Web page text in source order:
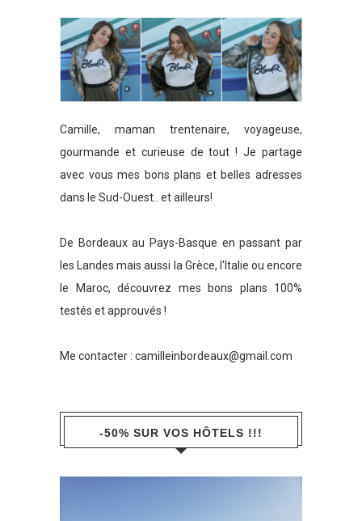
Camille, maman trentenaire, voyageuse,
gourmande et curieuse de tout ! Je partage
avec vous mes bons plans et belles adresses
dans le Sud-Ouest.. et ailleurs!
De Bordeaux au Pays-Basque en passant par
les Landes mais aussi la Grèce, l'Italie ou encore
le Maroc, découvrez mes bons plans 100%
testés et approuvés !
Me contacter : camilleinbordeaux@gmail.com
-50% SUR VOS HÔTELS !!!